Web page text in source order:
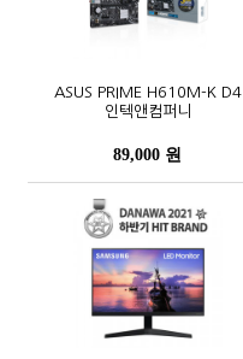
ASUS PRIME H610M-K D4
인텍앤컴퍼니
89,000 원